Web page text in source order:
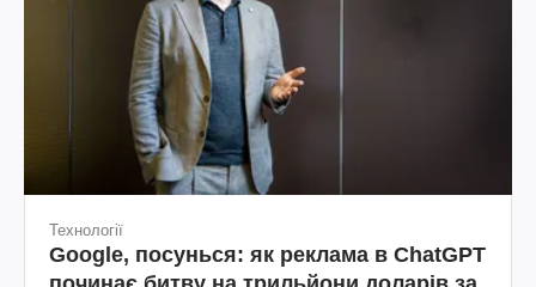
Технології
Google, посунься: як реклама в ChatGPT